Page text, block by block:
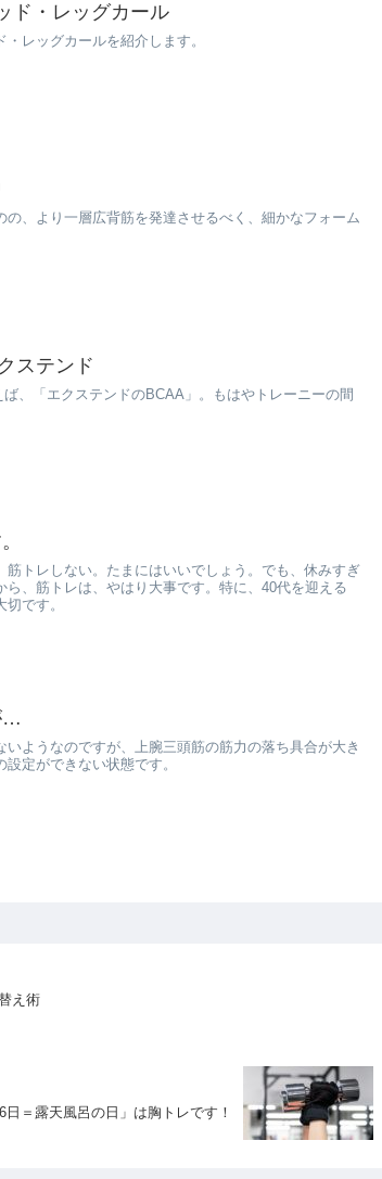
ド・レッグカール
レッグカールを紹介します。
、より一層広背筋を発達させるべく、細かなフォーム
ステンド
、「エクステンドのBCAA」。もはやトレーニーの間
トレしない。たまにはいいでしょう。でも、休みすぎ
、筋トレは、やはり大事です。特に、40代を迎える
です。
…
ようなのですが、上腕三頭筋の筋力の落ち具合が大き
定ができない状態です。
え術
日＝露天風呂の日」は胸トレです！